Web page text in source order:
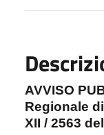
AVVISO
Regionale
XII / 2563